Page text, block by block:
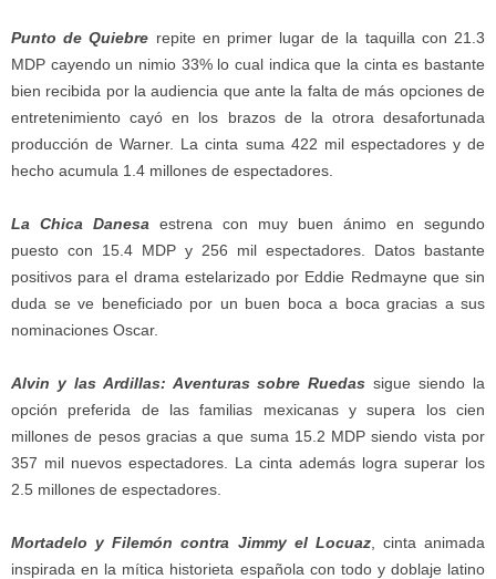
Punto de Quiebre repite en primer lugar de la taquilla con 21.3
MDP cayendo un nimio 33% lo cual indica que la cinta es bastante
bien recibida por la audiencia que ante la falta de más opciones de
entretenimiento cayó en los brazos de la otrora desafortunada
producción de Warner. La cinta suma 422 mil espectadores y de
hecho acumula 1.4 millones de espectadores.
La Chica Danesa estrena con muy buen ánimo en segundo
puesto con 15.4 MDP y 256 mil espectadores. Datos bastante
positivos para el drama estelarizado por Eddie Redmayne que sin
duda se ve beneficiado por un buen boca a boca gracias a sus
nominaciones Oscar.
Alvin y las Ardillas: Aventuras sobre Ruedas sigue siendo la
opción preferida de las familias mexicanas y supera los cien
millones de pesos gracias a que suma 15.2 MDP siendo vista por
357 mil nuevos espectadores. La cinta además logra superar los
2.5 millones de espectadores.
Mortadelo y Filemón contra Jimmy el Locuaz, cinta animada
inspirada en la mítica historieta española con todo y doblaje latino